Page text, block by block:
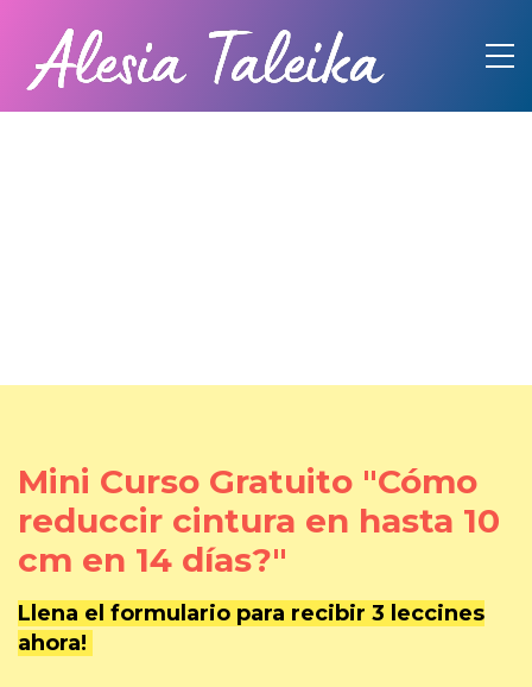
Mini Curso Gratuito "Cómo
reduccir cintura en hasta 10
cm en 14 días?"
Llena el formulario para recibir 3 leccines
ahora!